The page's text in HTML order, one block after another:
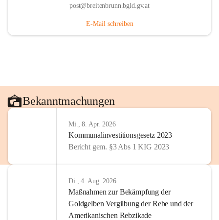
post@breitenbrunn.bgld.gv.at
E-Mail schreiben
Bekanntmachungen
Mi., 8. Apr. 2026
Kommunalinvestitionsgesetz 2023
Bericht gem. §3 Abs 1 KIG 2023
Di., 4. Aug. 2026
Maßnahmen zur Bekämpfung der
Goldgelben Vergilbung der Rebe und der
Amerikanischen Rebzikade